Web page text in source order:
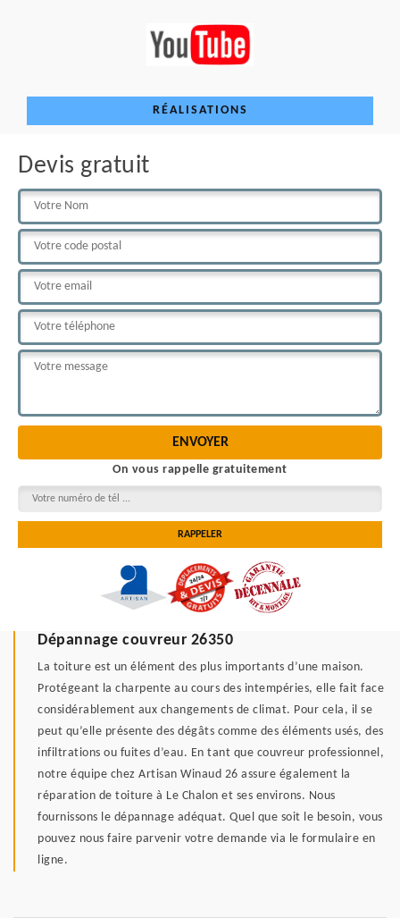
RÉALISATIONS
Devis gratuit
On vous rappelle gratuitement
Dépannage couvreur 26350
La toiture est un élément des plus importants d’une maison.
Protégeant la charpente au cours des intempéries, elle fait face
considérablement aux changements de climat. Pour cela, il se
peut qu’elle présente des dégâts comme des éléments usés, des
infiltrations ou fuites d’eau. En tant que couvreur professionnel,
notre équipe chez Artisan Winaud 26 assure également la
réparation de toiture à Le Chalon et ses environs. Nous
fournissons le dépannage adéquat. Quel que soit le besoin, vous
pouvez nous faire parvenir votre demande via le formulaire en
ligne.